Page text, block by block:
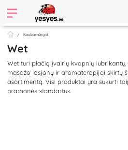
Kaubamärgid
Wet
Wet turi plačią įvairių kvapnių
masažo losjonų ir aromaterapijai skirtų
asortimentą. Visi produktai yra sukurti
pramonės standartus.